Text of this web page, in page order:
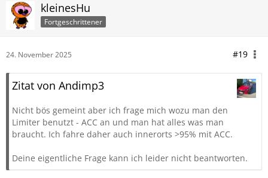
kleinesHu
Fortgeschrittener
24. November 2025 #19
Zitat von Andimp3
Nicht bös gemeint aber ich frage mich wozu man den
Limiter benutzt - ACC an und man hat alles was man
braucht. Ich fahre daher auch innerorts >95% mit ACC.
Deine eigentliche Frage kann ich leider nicht beantworten.